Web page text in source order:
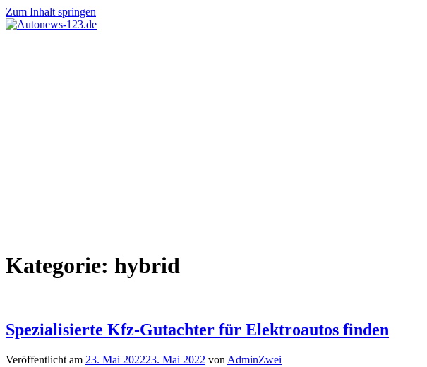
Zum Inhalt springen
Kategorie: hybrid
Spezialisierte Kfz-Gutachter für Elektroautos finden
Veröffentlicht am 23. Mai 202223. Mai 2022 von AdminZwei